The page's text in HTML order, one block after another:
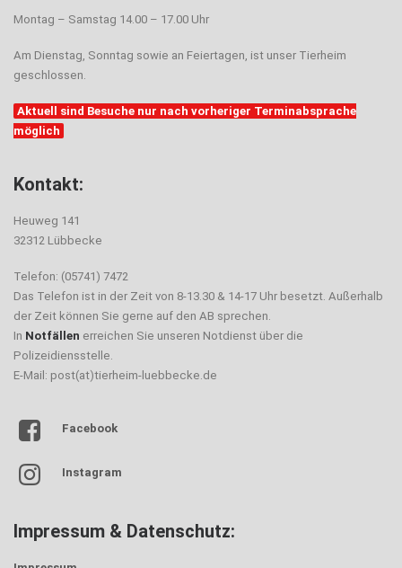
Montag – Samstag 14.00 – 17.00 Uhr
Am Dienstag, Sonntag sowie an Feiertagen, ist unser Tierheim
geschlossen.
Aktuell sind Besuche nur nach vorheriger Terminabsprache
möglich
Kontakt:
Heuweg 141
32312 Lübbecke
Telefon: (05741) 7472
Das Telefon ist in der Zeit von 8-13.30 & 14-17 Uhr besetzt. Außerhalb
der Zeit können Sie gerne auf den AB sprechen.
In Notfällen erreichen Sie unseren Notdienst über die
Polizeidiensstelle.
E-Mail: post(at)tierheim-luebbecke.de
Facebook
Instagram
Impressum & Datenschutz: